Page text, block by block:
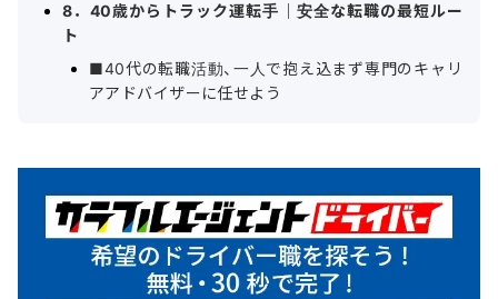
8．40歳からトラック運転手｜安全な転職の最短ルー
ト
■40代の転職活動、一人で抱え込まず専門のキャリ
アアドバイザーに任せよう